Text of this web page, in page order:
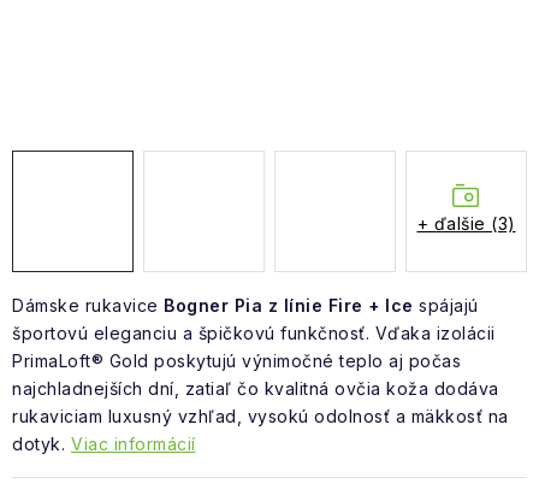
Dámske rukavice Bogner Pia z línie Fire + Ice spájajú
športovú eleganciu a špičkovú funkčnosť. Vďaka izolácii
PrimaLoft® Gold poskytujú výnimočné teplo aj počas
najchladnejších dní, zatiaľ čo kvalitná ovčia koža dodáva
rukaviciam luxusný vzhľad, vysokú odolnosť a mäkkosť na
dotyk. Viac informácií
+ ďalšie (3)